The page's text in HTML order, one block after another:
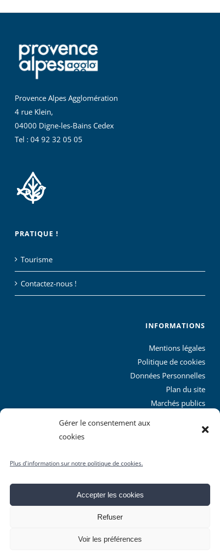
Gérer le consentement aux
cookies
Plus d'information sur notre politique de cookies.
Accepter les cookies
Refuser
Voir les préférences
Provence Alpes Agglomération
4 rue Klein,
04000 Digne-les-Bains Cedex
Tel : 04 92 32 05 05
PRATIQUE !
Tourisme
Contactez-nous !
INFORMATIONS
Mentions légales
Politique de cookies
Données Personnelles
Plan du site
Marchés publics
L’agglo recrute
réservés
Facebook
X YouTubeInstagram